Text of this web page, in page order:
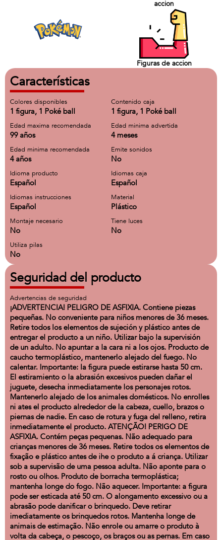
accion
Figuras de accion
Características
Colores disponibles
1 figura, 1 Poké ball
Contenido caja
1 figura, 1 Poké ball
Edad maxima recomendada
99 años
Edad minima advertida
4 meses
Edad minima recomendada
4 años
Emite sonidos
No
Idioma producto
Español
Idiomas caja
Español
Idiomas instrucciones
Español
Material
Plástico
Montaje necesario
No
Tiene luces
No
Utiliza pilas
No
Seguridad del producto
Advertencias de seguridad
¡ADVERTENCIA! PELIGRO DE ASFIXIA. Contiene piezas
pequeñas. No conveniente para niños menores de 36 meses.
Retire todos los elementos de sujeción y plástico antes de
entregar el producto a un niño. Utilizar bajo la supervisión
de un adulto. No apuntar a la cara ni a los ojos. Producto de
caucho termoplástico, mantenerlo alejado del fuego. No
calentar. Importante: la figura puede estirarse hasta 50 cm.
El estiramiento o la abrasión excesivos pueden dañar el
juguete, desecha inmediatamente los personajes rotos.
Mantenerlo alejado de los animales domésticos. No enrolles
ni ates el producto alrededor de la cabeza, cuello, brazos o
piernas de nadie. En caso de rotura y fuga del relleno, retira
inmediatamente el producto. ATENÇÃO! PERIGO DE
ASFIXIA. Contém peças pequenas. Não adequado para
crianças menores de 36 meses. Retire todos os elementos de
fixação e plástico antes de ihe o produto a á criança. Utilizar
sob a supervisão de uma pessoa adulta. Não aponte para o
rosto ou olhos. Produto de borracha termoplástica;
mantenha longe do fogo. Não aquecer. Importante: a figura
pode ser esticada até 50 cm. O alongamento excessivo ou a
abrasão pode danificar o brinquedo. Deve retirar
imediatamente os brinquedos rotos. Mantenha longe de
animais de estimação. Não enrole ou amarre o produto à
volta da cabeça, o pescoço, os braços ou as pernas. Em caso